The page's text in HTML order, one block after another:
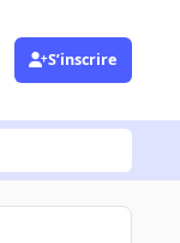
S’inscrire